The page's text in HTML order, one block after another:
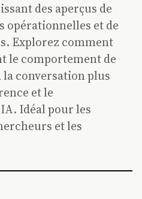
des aperçus de
opérationnelles et de
Explorez comment
le comportement de
conversation plus
et le
Idéal pour les
et les